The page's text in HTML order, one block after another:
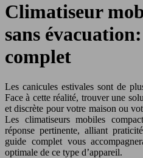
Climatiseur
sans
complet
Les canicules estivales sont de
Face à cette réalité, trouver une
et discrète pour votre maison ou
Les climatiseurs mobiles
réponse pertinente, alliant
guide complet vous
optimale de ce type d’appareil.